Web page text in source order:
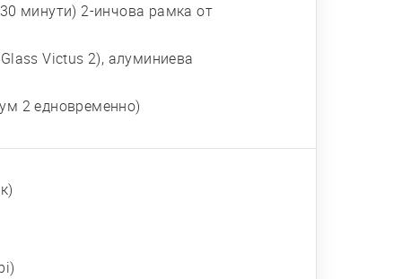
минути) 2-инчова рамка от
Victus 2), алуминиева
2 едновременно)